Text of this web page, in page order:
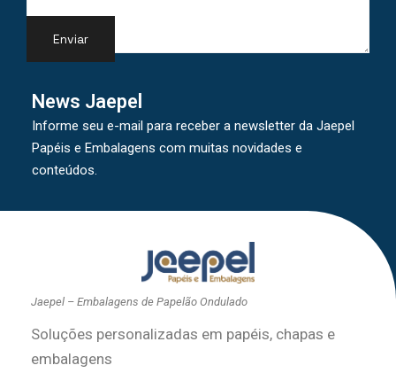
News Jaepel
Informe seu e-mail para receber a newsletter da Jaepel
Papéis e Embalagens com muitas novidades e
conteúdos.
Jaepel – Embalagens de Papelão Ondulado
Soluções personalizadas em papéis, chapas e
embalagens